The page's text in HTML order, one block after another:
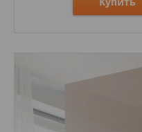
Стили: Моноколор;